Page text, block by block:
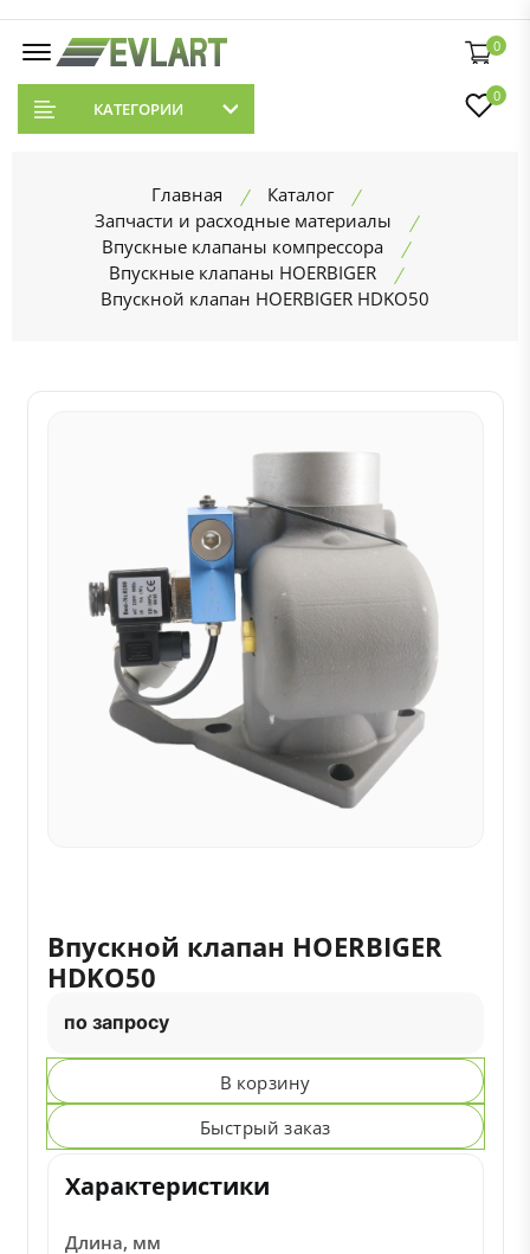
0
КАТЕГОРИИ
0
Главная
Каталог
Запчасти и расходные материалы
Впускные клапаны компрессора
Впускные клапаны HOERBIGER
Впускной клапан HOERBIGER HDKO50
Впускной клапан HOERBIGER
HDKO50
по запросу
В корзину
Быстрый заказ
Характеристики
Длина, мм